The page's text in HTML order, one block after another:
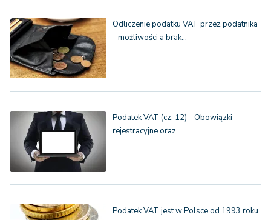
Odliczenie podatku VAT przez podatnika
- możliwości a brak…
Podatek VAT (cz. 12) - Obowiązki
rejestracyjne oraz…
Podatek VAT jest w Polsce od 1993 roku